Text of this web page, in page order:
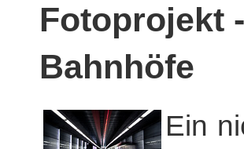
Fotoprojekt
Bahnhöfe
Ein